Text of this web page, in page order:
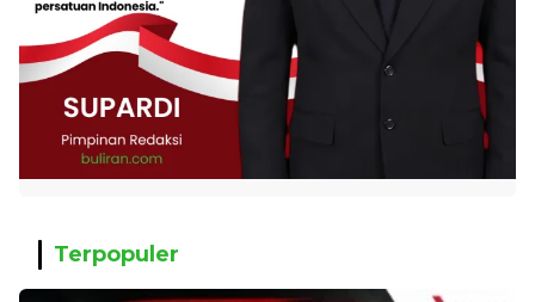
Terpopuler